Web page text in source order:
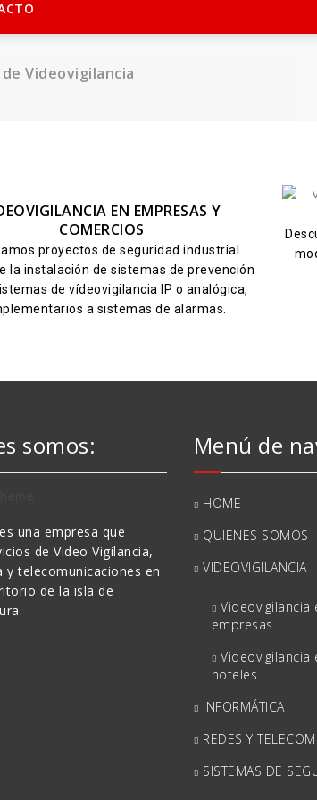
Videovigilancia
EN EMPRESAS Y
COMERCIOS
proyectos de seguridad industrial
la instalación de sistemas de prevención
de vídeovigilancia IP o analógica,
a sistemas de alarmas.
somos:
una empresa que
de Video Vigilancia,
y telecomunicaciones en
de la isla de
Menú de
HOME
QUIENES SOMOS
VIDEOVIGILANCIA
Videovigilancia
empresas
hoteles
INFORMÁTICA
REDES Y
SISTEMAS DE